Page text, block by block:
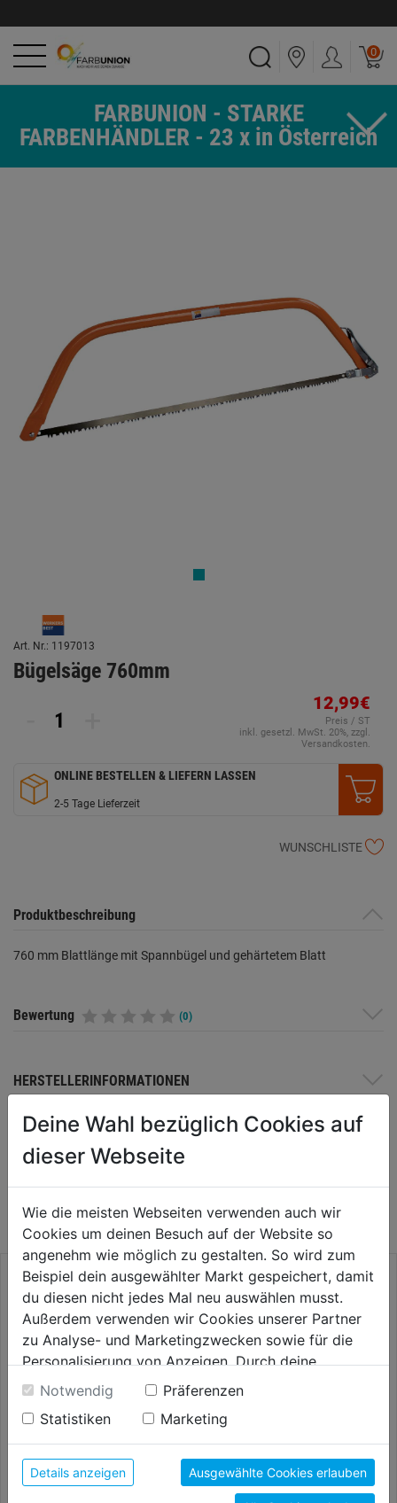
0
FARBUNION - STARKE
FARBENHÄNDLER - 23 x in Österreich
Art. Nr.: 1197013
Bügelsäge 760mm
12,99€
Preis / ST
inkl. gesetzl. MwSt. 20%, zzgl.
Versandkosten.
ONLINE BESTELLEN & LIEFERN LASSEN
2-5 Tage Lieferzeit
WUNSCHLISTE
Produktbeschreibung
760 mm Blattlänge mit Spannbügel und gehärtetem Blatt
Bewertung (0)
HERSTELLERINFORMATIONEN
KATEGORIE
Metallsägeblatt Sandcut
300mm 2er SB
Feinsäge ProfCut ger. 250mm
Deine Wahl bezüglich Cookies auf
dieser Webseite
Wie die meisten Webseiten verwenden auch wir
Cookies um deinen Besuch auf der Website so
angenehm wie möglich zu gestalten. So wird zum
Beispiel dein ausgewählter Markt gespeichert, damit
du diesen nicht jedes Mal neu auswählen musst.
Außerdem verwenden wir Cookies unserer Partner
zu Analyse- und Marketingzwecken sowie für die
Personalisierung von Anzeigen. Durch deine
Einwilligung werden die Daten von Drittanbieter,
unter anderem auch in den USA, verarbeitet.
Durch Klick auf "Alle Cookies erlauben" stimmst du
der Verwendung aller Cookies zu. Unter "Details
anzeigen" findest du alle Infos zu den
unterschiedlichen Cookies, unter "Cookies
Notwendig
Präferenzen
Statistiken
Marketing
Details anzeigen Ausgewählte Cookies erlauben